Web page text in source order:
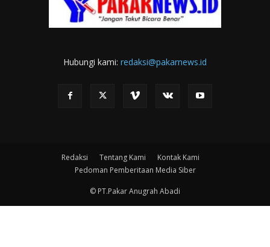
Hubungi kami: redaksi@pakarnews.id
Redaksi Tentang Kami
Kontak Kami
Pedoman Pemberitaan Media Siber
© PT.Pakar Anugrah Abadi